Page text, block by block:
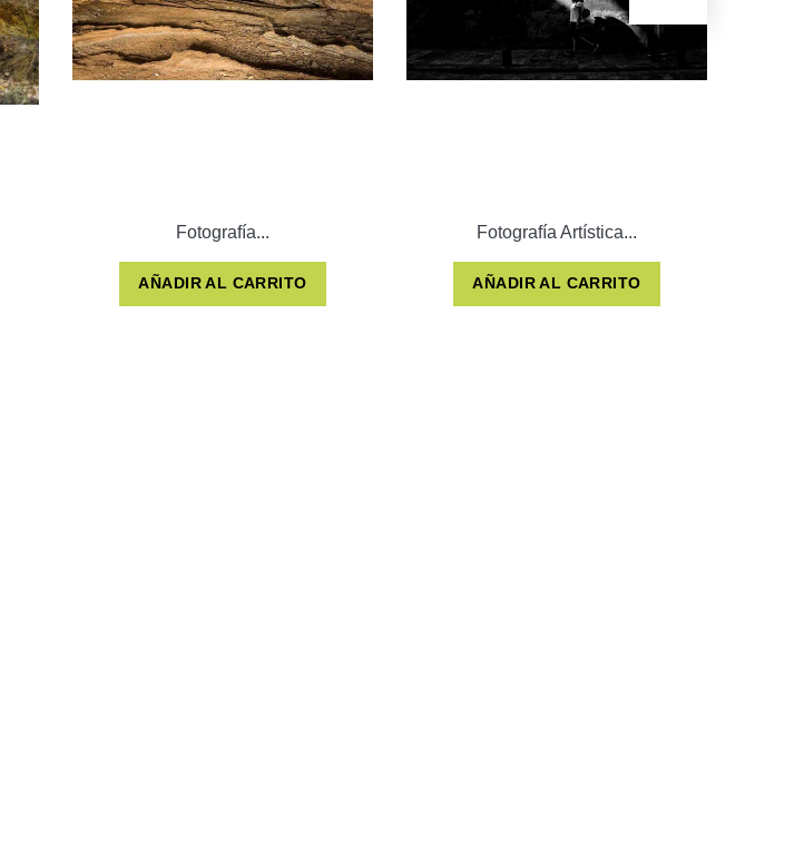
Fotografía...
AÑADIR AL CARRITO
Fotografía Artística...
AÑADIR AL CARRITO